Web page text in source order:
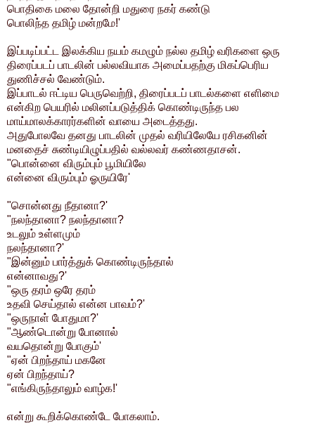
பொதிகை மலை தோன்றி மதுரை நகர் கண்டு
பொலிந்த தமிழ் மன்றமே!'
இப்படிப்பட்ட இலக்கிய நயம் கமழும் நல்ல தமிழ் வரிகளை ஒரு
திரைப்படப் பாடலின் பல்லவியாக அமைப்பதற்கு மிகப்பெரிய
துணிச்சல் வேண்டும்.
இப்பாடல் ஈட்டிய பெருவெற்றி, திரைப்படப் பாடல்களை எளிமை
என்கிற பெயரில் மலினப்படுத்திக் கொண்டிருந்த பல
மாய்மாலக்காரர்களின் வாயை அடைத்தது.
அதுபோலவே தனது பாடலின் முதல் வரியிலேயே ரசிகனின்
மனதைச் சுண்டியிழுப்பதில் வல்லவர் கண்ணதாசன்.
"பொன்னை விரும்பும் பூமியிலே
என்னை விரும்பும் ஓருயிரே'
"சொன்னது நீதானா?'
"நலந்தானா? நலந்தானா?
உடலும் உள்ளமும்
நலந்தானா?'
"இன்னும் பார்த்துக் கொண்டிருந்தால்
என்னாவது?'
"ஒரு தரம் ஒரே தரம்
உதவி செய்தால் என்ன பாவம்?'
"ஒருநாள் போதுமா?'
"ஆண்டொன்று போனால்
வயதொன்று போகும்'
"ஏன் பிறந்தாய் மகனே
ஏன் பிறந்தாய்?
"எங்கிருந்தாலும் வாழ்க!'
என்று கூறிக்கொண்டே போகலாம்.